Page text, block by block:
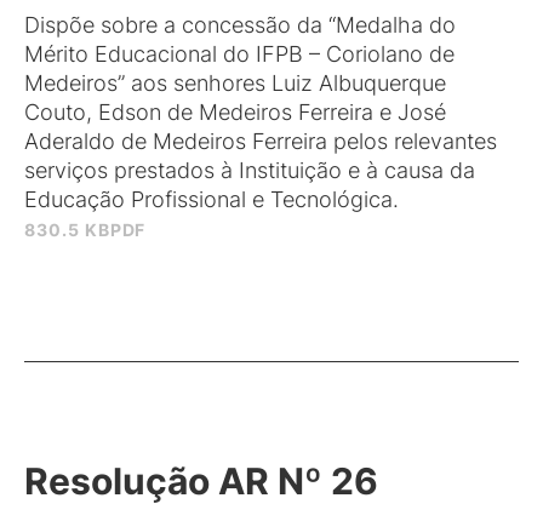
830.5 KBPDF
Dispõe sobre a concessão da “Medalha do
Mérito Educacional do IFPB – Coriolano de
Medeiros” aos senhores Luiz Albuquerque
Couto, Edson de Medeiros Ferreira e José
Aderaldo de Medeiros Ferreira pelos relevantes
serviços prestados à Instituição e à causa da
Educação Profissional e Tecnológica.
Resolução AR Nº 26